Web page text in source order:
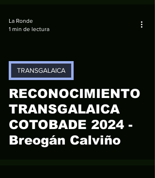
RECONOCIMIENTO
TRANSGALAICA
COTOBADE 2024 -
Breogán Calviño
TRANSGALAICA
La Ronde
1 min de lectura